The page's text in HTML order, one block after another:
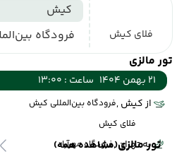
تور مالزی
تور مالزی(مشاهده همه)
فلای کیش
کیش
فرودگاه
21 بهمن 1404
ساعت : 13:00
از کیش ,فرودگاه بین‌المللی کیش
فلای کیش
به تهران ,فرودگاه مهرآباد